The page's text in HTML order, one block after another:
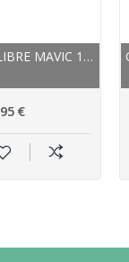
CORPS ROUE-LIBRE MAVIC 11 ET 12V X-DRIVE XX1...
€